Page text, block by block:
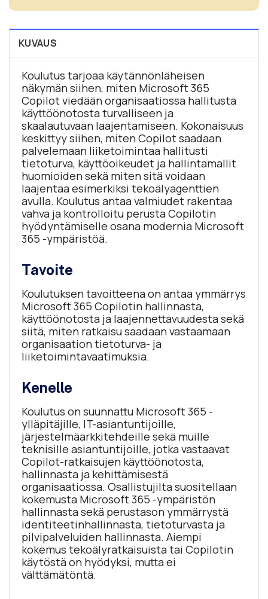
KUVAUS
Koulutus tarjoaa käytännönläheisen
näkymän siihen, miten Microsoft 365
Copilot viedään organisaatiossa hallitusta
käyttöönotosta turvalliseen ja
skaalautuvaan laajentamiseen. Kokonaisuus
keskittyy siihen, miten Copilot saadaan
palvelemaan liiketoimintaa hallitusti
tietoturva, käyttöoikeudet ja hallintamallit
huomioiden sekä miten sitä voidaan
laajentaa esimerkiksi tekoälyagenttien
avulla. Koulutus antaa valmiudet rakentaa
vahva ja kontrolloitu perusta Copilotin
hyödyntämiselle osana modernia Microsoft
365 -ympäristöä.
Tavoite
Koulutuksen tavoitteena on antaa ymmärrys
Microsoft 365 Copilotin hallinnasta,
käyttöönotosta ja laajennettavuudesta sekä
siitä, miten ratkaisu saadaan vastaamaan
organisaation tietoturva- ja
liiketoimintavaatimuksia.
Kenelle
Koulutus on suunnattu Microsoft 365 -
ylläpitäjille, IT-asiantuntijoille,
järjestelmäarkkitehdeille sekä muille
teknisille asiantuntijoille, jotka vastaavat
Copilot-ratkaisujen käyttöönotosta,
hallinnasta ja kehittämisestä
organisaatiossa. Osallistujilta suositellaan
kokemusta Microsoft 365 -ympäristön
hallinnasta sekä perustason ymmärrystä
identiteetinhallinnasta, tietoturvasta ja
pilvipalveluiden hallinnasta. Aiempi
kokemus tekoälyratkaisuista tai Copilotin
käytöstä on hyödyksi, mutta ei
välttämätöntä.